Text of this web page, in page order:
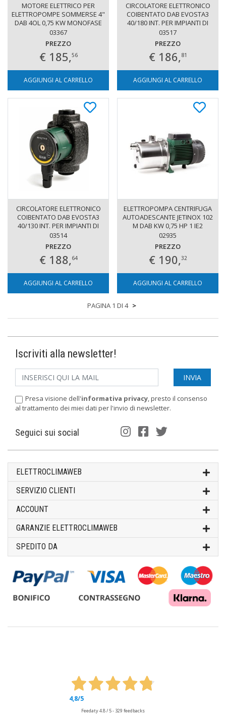
MOTORE ELETTRICO PER
ELETTROPOMPE SOMMERSE 4"
DAB 4OL 0,75 KW MONOFASE
03367
PREZZO
€ 185,56
AGGIUNGI AL CARRELLO
CIRCOLATORE ELETTRONICO
COIBENTATO DAB EVOSTA3
40/180 INT. PER IMPIANTI DI
RISCALDAMENTO E
CONDIZIONAMENTO 1"
BOCCHETTONI 1"1/2"
03517
PREZZO
€ 186,81
AGGIUNGI AL CARRELLO
CIRCOLATORE ELETTRONICO
COIBENTATO DAB EVOSTA3
40/130 INT. PER IMPIANTI DI
RISCALDAMENTO E
CONDIZIONAMENTO 1"
BOCCHETTONI 1"1/2"
03514
PREZZO
€ 188,64
AGGIUNGI AL CARRELLO
ELETTROPOMPA CENTRIFUGA
AUTOADESCANTE JETINOX 102
M DAB KW 0,75 HP 1 IE2
02935
PREZZO
€ 190,32
AGGIUNGI AL CARRELLO
PAGINA 1 DI 4 >
Iscriviti alla newsletter!
Presa visione dell'informativa privacy, presto il consenso
al trattamento dei miei dati per l'invio di newsletter.
Seguici sui social
ELETTROCLIMAWEB
SERVIZIO CLIENTI
ACCOUNT
GARANZIE ELETTROCLIMAWEB
SPEDITO DA
4,8/5
Feedaty4.8/ 5- 329 feedbacks